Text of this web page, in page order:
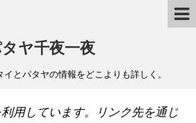
ヤ千夜一夜
とパタヤの情報をどこよりも詳しく。
用しています。リンク先を通じ